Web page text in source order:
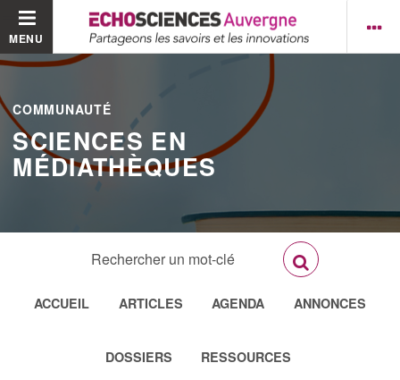
MENU
COMMUNAUTÉ
SCIENCES EN
MÉDIATHÈQUES
ACCUEIL ARTICLES AGENDA ANNONCES
DOSSIERS RESSOURCES